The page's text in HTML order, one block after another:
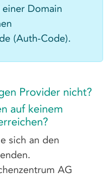
Domain
(Auth-Code).
Provider nicht?
auf keinem
sich an den
AG